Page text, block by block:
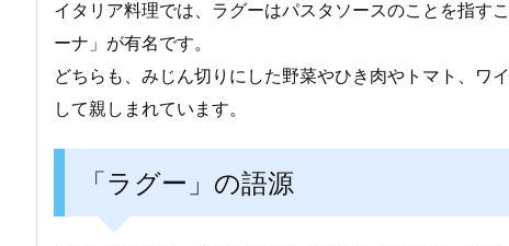
イタリア料理では、ラグーはパスタソースのことを指す
ーナ」が有名です。
どちらも、みじん切りにした野菜やひき肉やトマト、ワ
して親しまれています。
「ラグー」の語源